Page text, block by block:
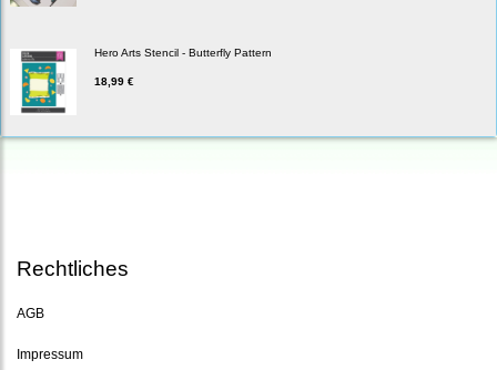
Hero Arts Stencil - Butterfly Pattern
18,99 €
Rechtliches
AGB
Impressum